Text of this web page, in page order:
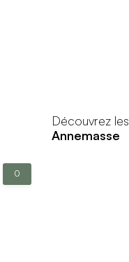
Découvrez les
Annemasse
0